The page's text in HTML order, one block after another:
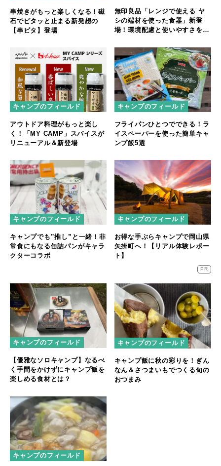
串焼きがもっと楽しくなる！磁
石でピタッと止まる新発想の
【串ピタ】登場
無印良品「レンジで使える ヤ
シの端材を使った食器」新登
場！環境配慮と使いやすさを両
キャンプのフィールド
アウトドア料理がもっと楽し
く！「MY CAMP」スパイスが
リニューアル＆新登場
キャンプのフィールド
フライパンひとつでできる！ラ
イスペーパーを使った簡単キャ
ンプ飯5選
キャンプのフィールド
キャンプでも”推し”と一緒！非
常食にもなる缶詰パンがキャラ
クターコラボ
キャンプのフィールド
お得な手ぶらキャンプで岡山県
矢掛町へ！【リアル体験レポー
ト】
PR
キャンプのフィールド
【優雅なソロキャンプ】なるべ
く手間をかけずにキャンプ飯を
楽しめる食材とは？
キャンプのフィールド
キャンプ飯に秋の彩りを！ぎん
なん＆さつまいもでつくる旬の
おつまみ
キャンプのフィールド